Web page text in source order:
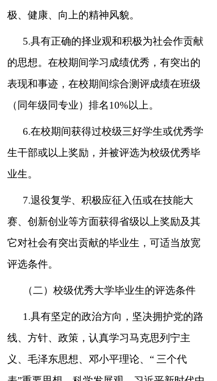
极、健康、向上的精神风貌。
5.具有正确的择业观和积极为社会作贡献
的思想。在校期间学习成绩优秀，有突出的
表现和事迹，在校期间综合测评成绩在班级
（同年级同专业）排名10%以上。
6.在校期间获得过校级三好学生或优秀学
生干部或以上奖励，并被评选为校级优秀毕
业生。
7.退役复学、积极应征入伍或在技能大
赛、创新创业等方面获得省级以上奖励及其
它对社会有突出贡献的毕业生，可适当放宽
评选条件。
（二）校级优秀大学毕业生的评选条件
1.具有坚定的政治方向，坚决拥护党的路
线、方针、政策 ，认真学习马克思列宁主
义、毛泽东思想、邓小平理论、“ 三个代